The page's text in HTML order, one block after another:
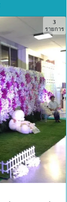
3
รายการ